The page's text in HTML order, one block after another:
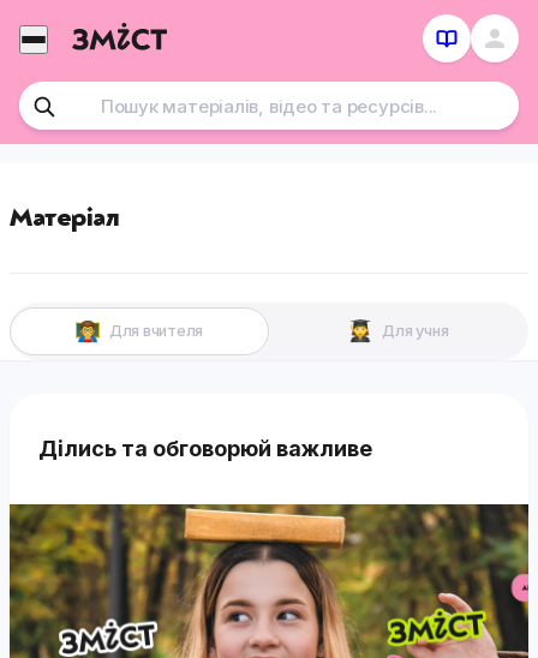
Перейти
до
Матеріал
Для вчителя Для учня
Ділись та обговорюй важливе